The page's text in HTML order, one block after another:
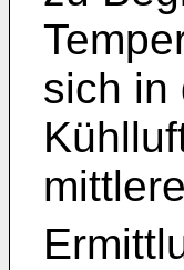
sich in